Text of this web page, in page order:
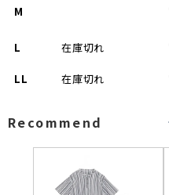
M
L 在庫切れ
LL 在庫切れ
Recommend